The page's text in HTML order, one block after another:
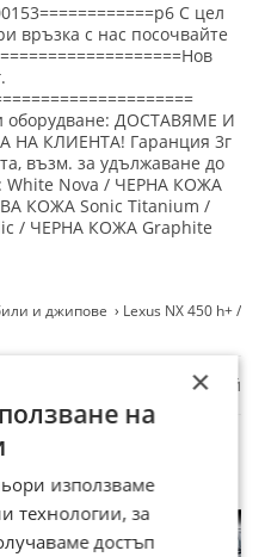
на седалките, Сервизна
Автопилот,
С цел
връзка с нас посочвайте
оборудване: ДОСТАВЯМЕ И
КЛИЕНТА! Гаранция 3г
възм. за удължаване до
Nova / ЧЕРНА КОЖА
КОЖА Sonic Titanium /
/ ЧЕРНА КОЖА Graphite
/
4x4 Executive Line, Модел
за завиване и
волана) -Интериорен
осветление на
на климатичната
на седалките и
стъклен плъзгащ се
стъкла Амбиентно
прозорци
странични
и джипове Lexus NX 450 h+ /
Докладвай
×
на
използваме
технологии, за
достъп